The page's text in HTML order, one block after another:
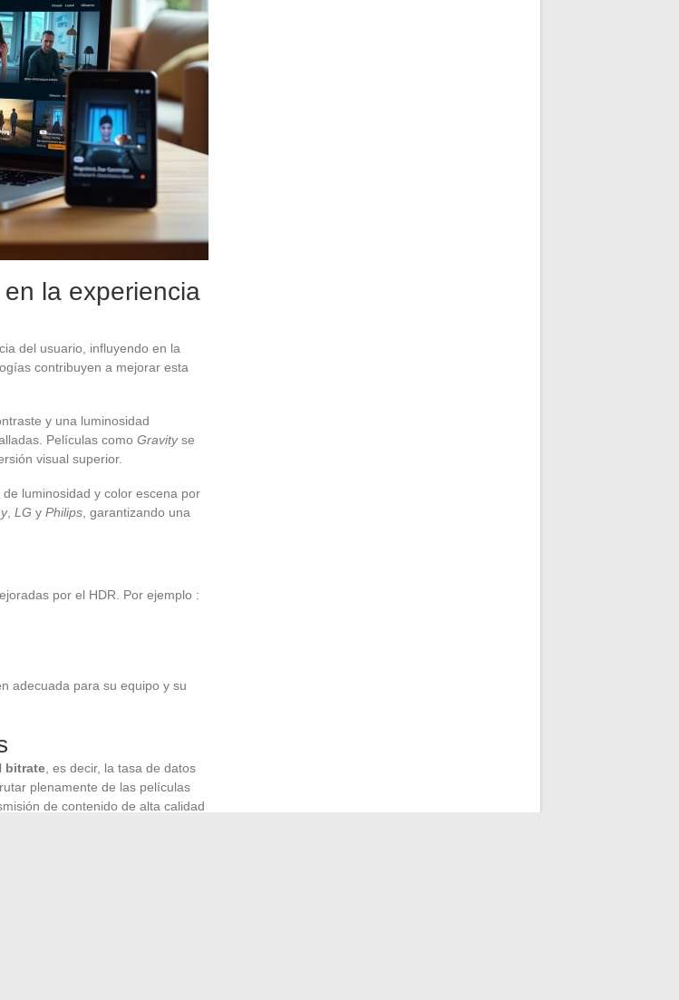
la experiencia
del usuario, influyendo en la
contribuyen a mejorar esta
y una luminosidad
Películas como Gravityse
visual superior.
luminosidad y color escena por
, LG y Philips , garantizando una
por el HDR. Por ejemplo :
adecuada para su equipo y su
bitrate , es decir, la tasa de datos
plenamente de las películas
de contenido de alta calidad